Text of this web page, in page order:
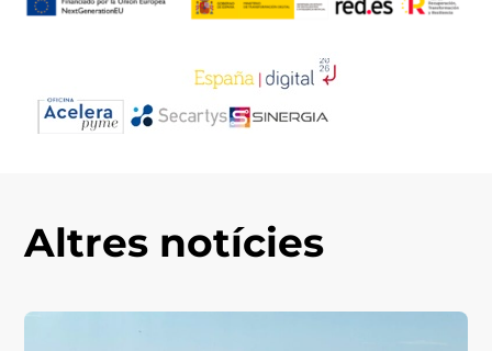
Altres notícies